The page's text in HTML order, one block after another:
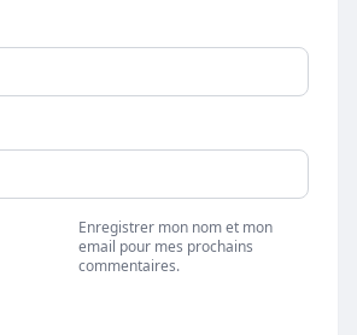
Enregistrer mon nom et mon
email pour mes prochains
commentaires.